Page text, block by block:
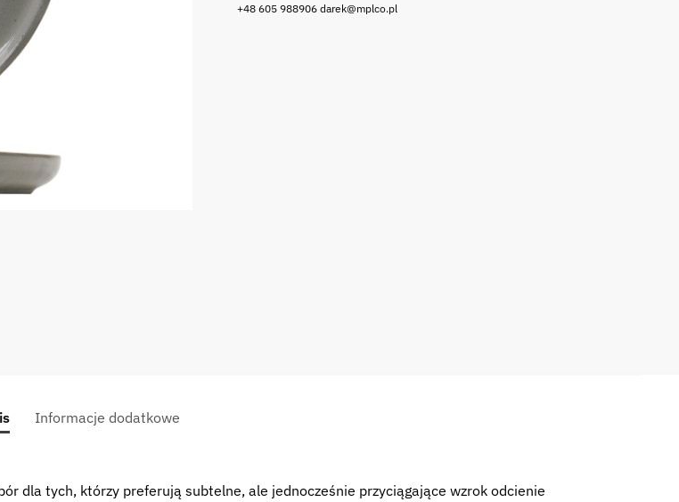
+48 605 988906 darek@mplco.pl
Informacje dodatkowe
dla tych, którzy preferują subtelne, ale jednocześnie przyciągające wzrok odcienie